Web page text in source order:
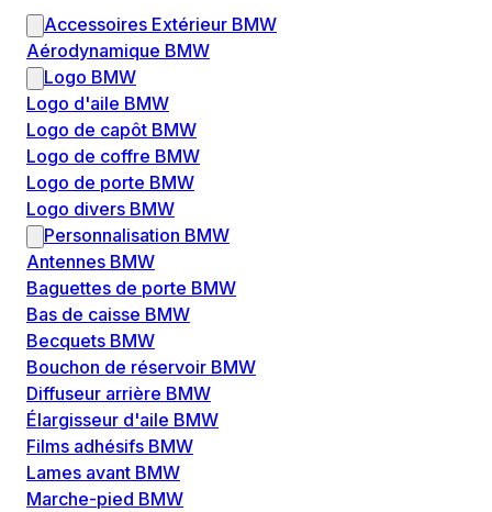
Accessoires Extérieur BMW
Aérodynamique BMW
Logo BMW
Logo d'aile BMW
Logo de capôt BMW
Logo de coffre BMW
Logo de porte BMW
Logo divers BMW
Personnalisation BMW
Antennes BMW
Baguettes de porte BMW
Bas de caisse BMW
Becquets BMW
Bouchon de réservoir BMW
Diffuseur arrière BMW
Élargisseur d'aile BMW
Films adhésifs BMW
Lames avant BMW
Marche-pied BMW